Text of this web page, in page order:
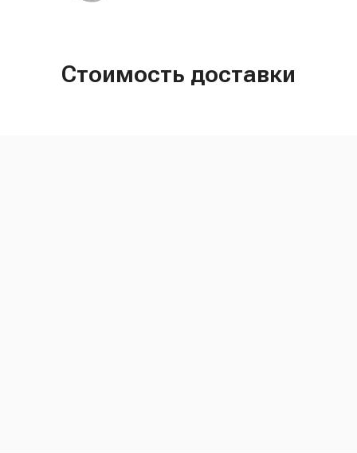
Стоимость доставки